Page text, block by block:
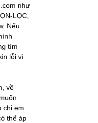
như
LỌC,
Nếu
tìm
lỗi vì
về
chị em
thể áp